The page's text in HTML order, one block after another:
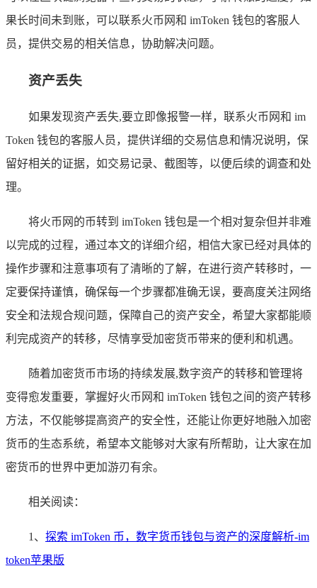
果长时间未到账，可以联系火币网和 imToken 钱包的客服人
员，提供交易的相关信息，协助解决问题。
资产丢失
如果发现资产丢失,要立即像报警一样，联系火币网和 im
Token 钱包的客服人员，提供详细的交易信息和情况说明，保
留好相关的证据，如交易记录、截图等，以便后续的调查和处
理。
将火币网的币转到 imToken 钱包是一个相对复杂但并非难
以完成的过程，通过本文的详细介绍，相信大家已经对具体的
操作步骤和注意事项有了清晰的了解，在进行资产转移时，一
定要保持谨慎，确保每一个步骤都准确无误，要高度关注网络
安全和法规合规问题，保障自己的资产安全，希望大家都能顺
利完成资产的转移，尽情享受加密货币带来的便利和机遇。
随着加密货币市场的持续发展,数字资产的转移和管理将
变得愈发重要，掌握好火币网和 imToken 钱包之间的资产转移
方法，不仅能够提高资产的安全性，还能让你更好地融入加密
货币的生态系统，希望本文能够对大家有所帮助，让大家在加
密货币的世界中更加游刃有余。
相关阅读：
1、 探索 imToken 币，数字货币钱包与资产的深度解析-im
token苹果版